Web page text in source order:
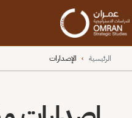
الرئيسية › الإصدارات